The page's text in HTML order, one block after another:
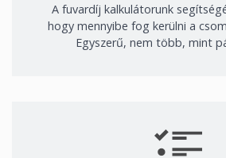
A fuvardíj kalkulátorunk
hogy mennyibe fog kerülni a
Egyszerű, nem több, mint